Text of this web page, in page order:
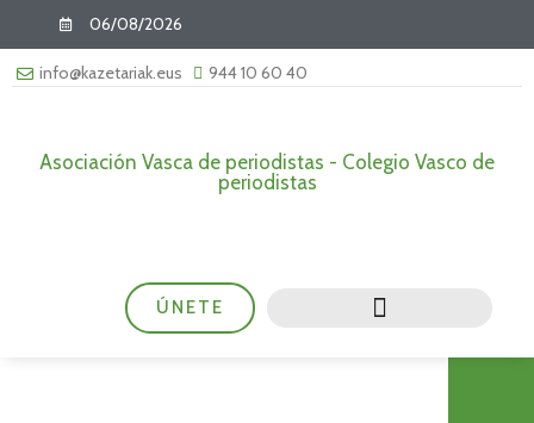
06/08/2026
info@kazetariak.eus 944 10 60 40
Asociación Vasca de periodistas - Colegio Vasco de
periodistas
ÚNETE